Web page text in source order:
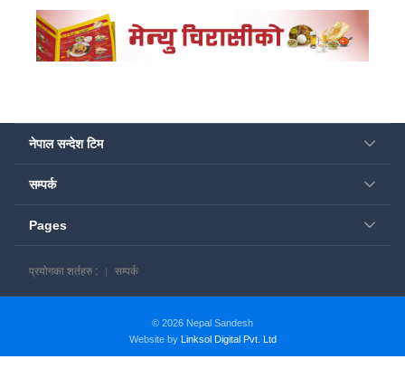
नेपाल सन्देश टिम
सम्पर्क
Pages
प्रयोगका शर्तहरु : सम्पर्क
© 2026 Nepal Sandesh
Website by Linksol Digital Pvt. Ltd